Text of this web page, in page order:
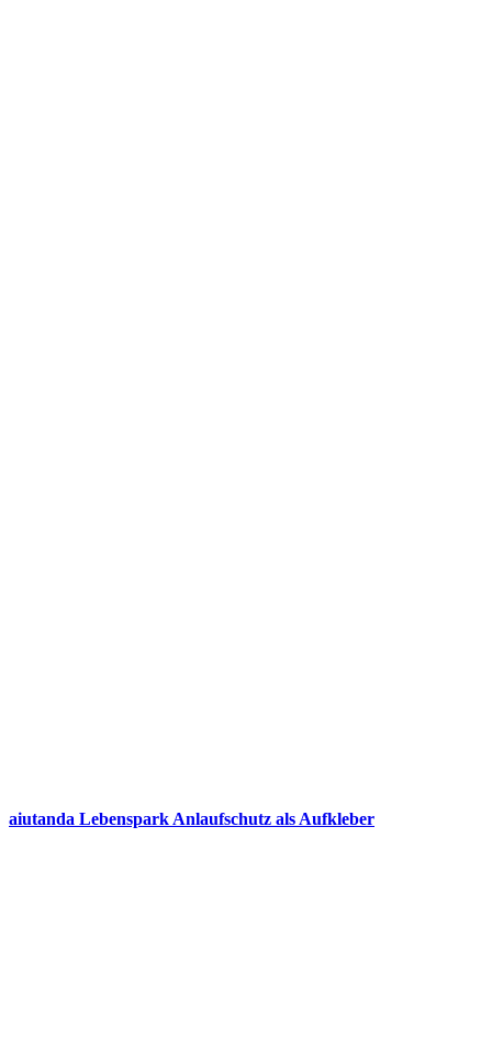
aiutanda Lebenspark Anlaufschutz als Aufkleber